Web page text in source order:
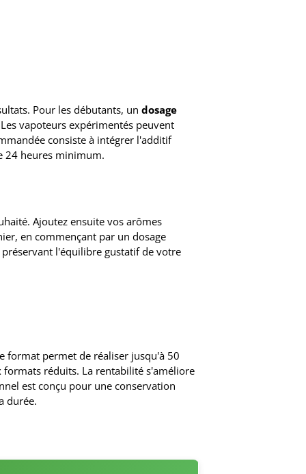
Pour les débutants, undosage
vapoteurs expérimentés peuvent
consiste à intégrer l'additif
24 heures minimum.
Ajoutez ensuite vos arômes
en commençant par un dosage
l'équilibre gustatif de votre
format permet de réaliser jusqu'à 50
réduits. La rentabilité s'améliore
est conçu pour une conservation
durée.